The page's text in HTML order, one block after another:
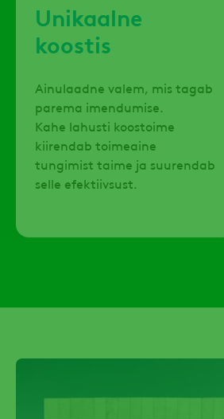
Unikaalne
koostis
Ainulaadne valem, mis tagab
parema imendumise.
Kahe lahusti koostoime
kiirendab toimeaine
tungimist taime ja suurendab
selle efektiivsust.